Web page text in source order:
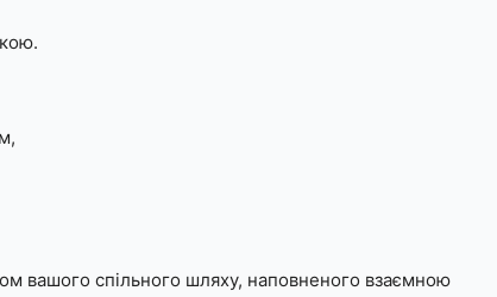
вашого спільного шляху, наповненого взаємною